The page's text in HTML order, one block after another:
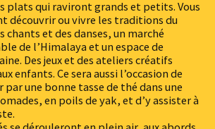
plats qui raviront grands et petits. Vous
découvrir ou vivre les traditions du
chants et des danses, un marché
de l’Himalaya et un espace de
Des jeux et des ateliers créatifs
enfants. Ce sera aussi l’occasion de
une bonne tasse de thé dans une
en poils de yak, et d’y assister à